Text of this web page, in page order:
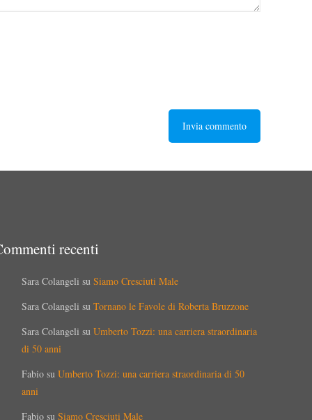
recenti
Sara Colangeli suSiamo Cresciuti Male
Sara Colangeli suTornano le Favole di Roberta Bruzzone
Sara Colangeli suUmberto Tozzi: una carriera straordinaria
di 50 anni
Fabio suUmberto Tozzi: una carriera straordinaria di 50
anni
Fabio suSiamo Cresciuti Male